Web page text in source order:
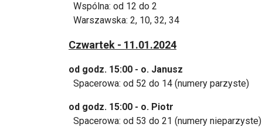
Wspólna: od 12 do 2
Warszawska: 2, 10, 32, 34
Czwartek - 11.01.2024
od godz. 15:00 - o. Janusz
Spacerowa: od 52 do 14 (numery parzyste)
od godz. 15:00 - o. Piotr
Spacerowa: od 53 do 21 (numery nieparzyste)